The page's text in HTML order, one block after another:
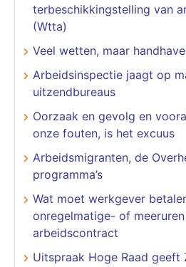
terbeschikkingstelling van
(Wtta)
Veel wetten, maar
Arbeidsinspectie jaagt op
uitzendbureaus
​​​​​​​Oorzaak en gevolg en
onze fouten, is het excuus
Arbeidsmigranten, de
programma’s
Wat moet werkgever
onregelmatige- of
arbeidscontract
Uitspraak Hoge Raad geeft